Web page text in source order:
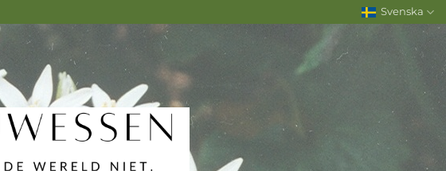
Svenska